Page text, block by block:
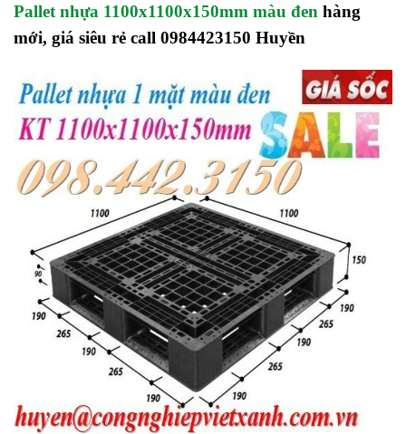
Pallet nhựa 1100x1100x150mm màu đen hàng
mới, giá siêu rẻ call 0984423150 Huyền